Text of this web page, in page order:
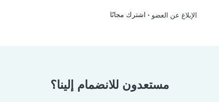
الإبلاغ عن العضو • اشترك مجانًا
مستعدون للانضمام إلينا؟